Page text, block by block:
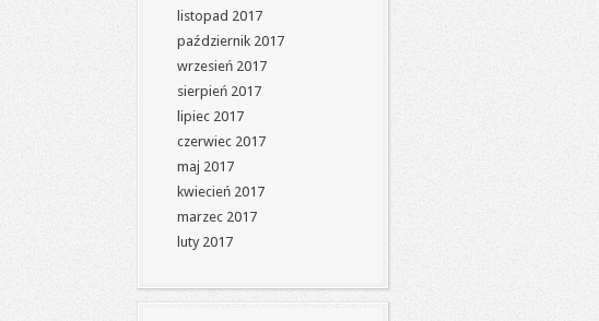
listopad 2017
październik 2017
wrzesień 2017
sierpień 2017
lipiec 2017
czerwiec 2017
maj 2017
kwiecień 2017
marzec 2017
luty 2017